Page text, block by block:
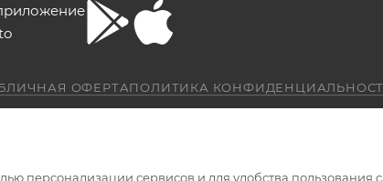
ОФЕРТАПОЛИТИКА
персонализации сервисов и для удобства пользования